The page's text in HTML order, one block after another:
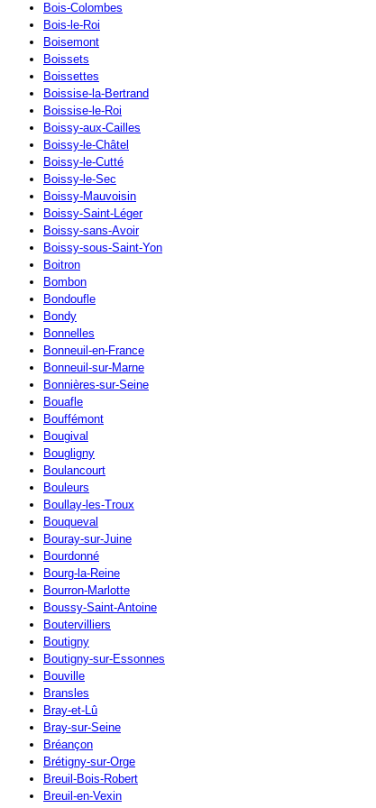
Bois-Colombes
Bois-le-Roi
Boisemont
Boissets
Boissettes
Boissise-la-Bertrand
Boissise-le-Roi
Boissy-aux-Cailles
Boissy-le-Châtel
Boissy-le-Cutté
Boissy-le-Sec
Boissy-Mauvoisin
Boissy-Saint-Léger
Boissy-sans-Avoir
Boissy-sous-Saint-Yon
Boitron
Bombon
Bondoufle
Bondy
Bonnelles
Bonneuil-en-France
Bonneuil-sur-Marne
Bonnières-sur-Seine
Bouafle
Bouffémont
Bougival
Bougligny
Boulancourt
Bouleurs
Boullay-les-Troux
Bouqueval
Bouray-sur-Juine
Bourdonné
Bourg-la-Reine
Bourron-Marlotte
Boussy-Saint-Antoine
Boutervilliers
Boutigny
Boutigny-sur-Essonnes
Bouville
Bransles
Bray-et-Lû
Bray-sur-Seine
Bréançon
Brétigny-sur-Orge
Breuil-Bois-Robert
Breuil-en-Vexin